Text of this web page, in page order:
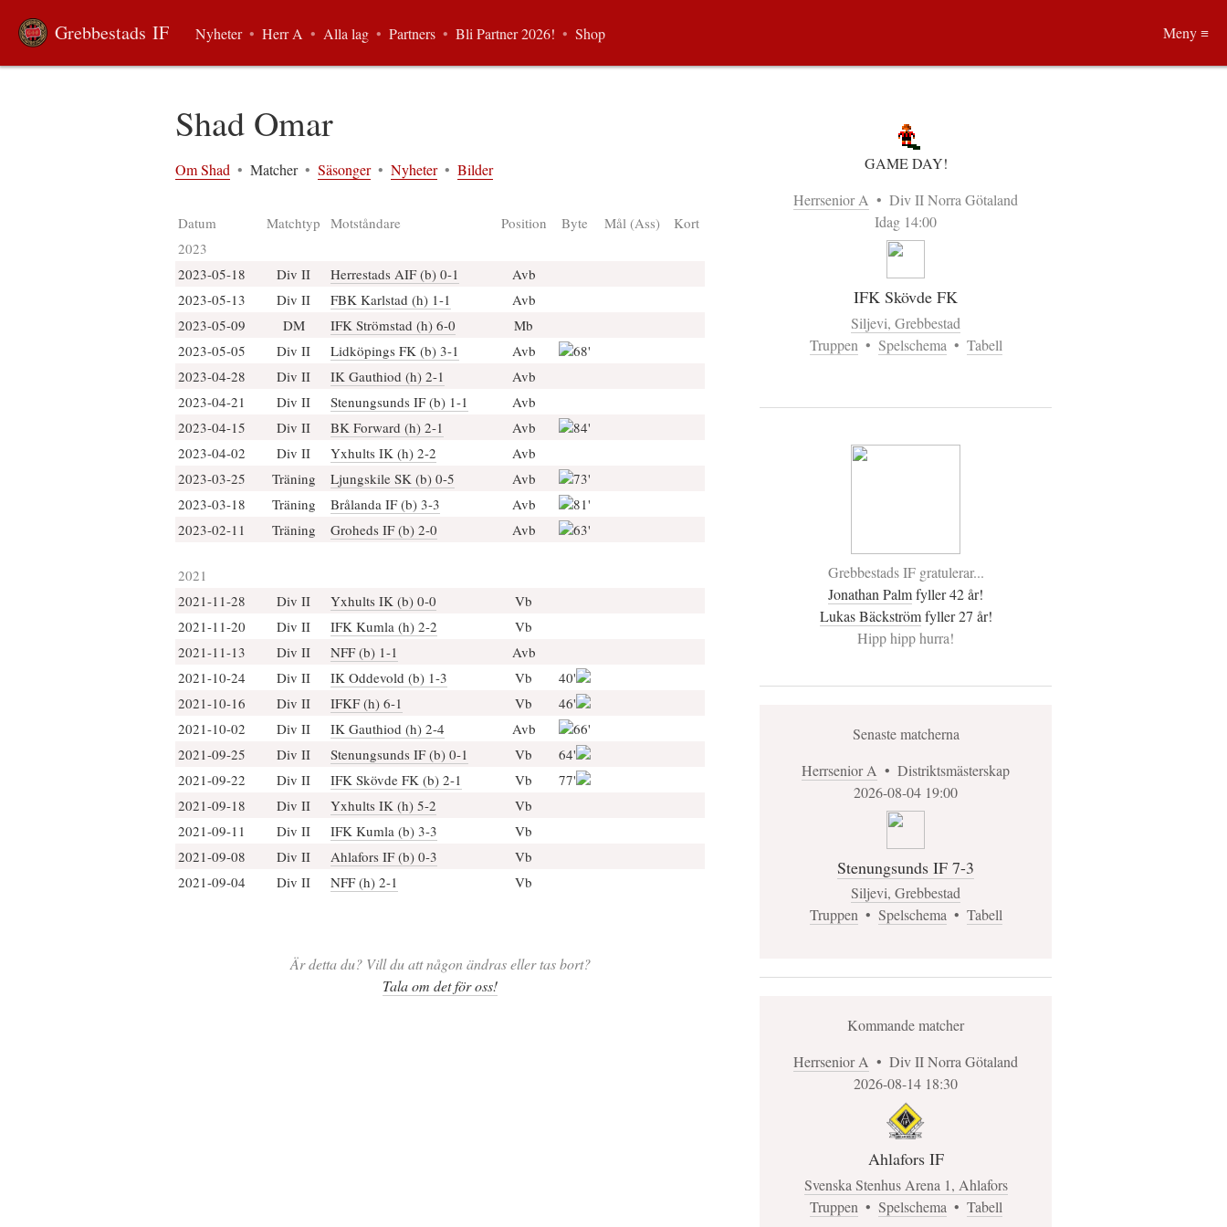
Shad Omar
Om Shad • Matcher • Säsonger • Nyheter • Bilder
Datum Matchtyp Motståndare Position Byte Mål (Ass)
Kort
2023
2023-05-18
Div II Herrestads AIF (b) 0-1
Avb
2023-05-13
Div II FBK Karlstad (h) 1-1
Avb
2023-05-09
DM IFK Strömstad (h) 6-0
Mb
2023-05-05
Div II Lidköpings FK (b) 3-1 Avb
68'
2023-04-28
Div II IK Gauthiod (h) 2-1
Avb
2023-04-21
Div II Stenungsunds IF (b) 1-1
Avb
2023-04-15
Div II BK Forward (h) 2-1 Avb
84'
2023-04-02
Div II Yxhults IK (h) 2-2
Avb
2023-03-25
Träning Ljungskile SK (b) 0-5 Avb
73'
2023-03-18
Träning Brålanda IF (b) 3-3 Avb
81'
2023-02-11
Träning Groheds IF (b) 2-0 Avb 63'
2021
2021-11-28
Div II Yxhults IK (b) 0-0
Vb
2021-11-20
Div II IFK Kumla (h) 2-2
Vb
2021-11-13
Div II NFF (b) 1-1
Avb
2021-10-24
Div II IK Oddevold (b) 1-3 Vb
40'
2021-10-16
Div II IFKF (h) 6-1 Vb
46'
2021-10-02
Div II IK Gauthiod (h) 2-4 Avb
66'
2021-09-25
Div II Stenungsunds IF (b) 0-1 Vb
64'
2021-09-22
Div II IFK Skövde FK (b) 2-1 Vb
77'
2021-09-18
Div II Yxhults IK (h) 5-2
Vb
2021-09-11
Div II IFK Kumla (b) 3-3
Vb
2021-09-08
Div II Ahlafors IF (b) 0-3
Vb
2021-09-04
Div II NFF (h) 2-1 Vb
Är detta du? Vill du att någon ändras eller tas bort?
Tala om det för oss!
GAME DAY!
Herrsenior A • Div II Norra Götaland
Idag 14:00
IFK Skövde FK
Siljevi, Grebbestad
Truppen • Spelschema • Tabell
Grebbestads IF gratulerar...
Jonathan Palmfyller 42 år!
Lukas Bäckströmfyller 27 år!
Hipp hipp hurra!
Senaste matcherna
Herrsenior A • Distriktsmästerskap
2026-08-04 19:00
Stenungsunds IF 7-3
Siljevi, Grebbestad
Truppen • Spelschema • Tabell
Kommande matcher
Herrsenior A • Div II Norra Götaland
2026-08-14 18:30
Ahlafors IF
Svenska Stenhus Arena 1, Ahlafors
Truppen • Spelschema • Tabell
Grebbestads IF Nyheter • Herr A • Alla lag • Partners • Bli Partner 2026! • Shop Meny ≡